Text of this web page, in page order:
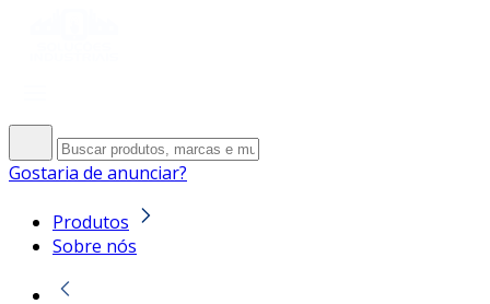
Gostaria de anunciar?
Produtos
Sobre nós